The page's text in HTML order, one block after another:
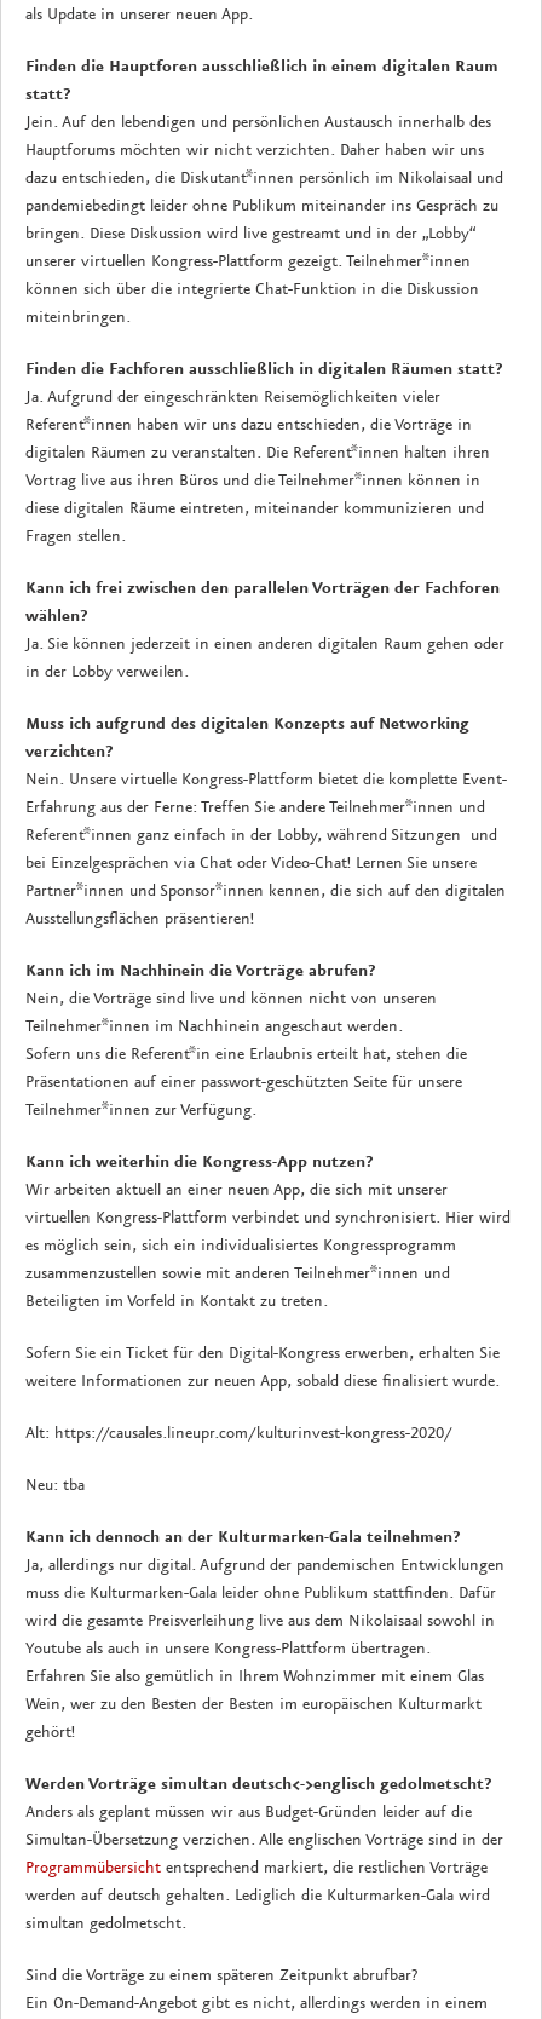
als Update in unserer neuen App.
Finden die Hauptforen ausschließlich in einem digitalen Raum
statt?
Jein. Auf den lebendigen und persönlichen Austausch innerhalb des
Hauptforums möchten wir nicht verzichten. Daher haben wir uns
dazu entschieden, die Diskutant*innen persönlich im Nikolaisaal und
pandemiebedingt leider ohne Publikum miteinander ins Gespräch zu
bringen. Diese Diskussion wird live gestreamt und in der „Lobby“
unserer virtuellen Kongress-Plattform gezeigt. Teilnehmer*innen
können sich über die integrierte Chat-Funktion in die Diskussion
miteinbringen.
Finden die Fachforen ausschließlich in digitalen Räumen statt?
Ja. Aufgrund der eingeschränkten Reisemöglichkeiten vieler
Referent*innen haben wir uns dazu entschieden, die Vorträge in
digitalen Räumen zu veranstalten. Die Referent*innen halten ihren
Vortrag live aus ihren Büros und die Teilnehmer*innen können in
diese digitalen Räume eintreten, miteinander kommunizieren und
Fragen stellen.
Kann ich frei zwischen den parallelen Vorträgen der Fachforen
wählen?
Ja. Sie können jederzeit in einen anderen digitalen Raum gehen oder
in der Lobby verweilen.
Muss ich aufgrund des digitalen Konzepts auf Networking
verzichten?
Nein. Unsere virtuelle Kongress-Plattform bietet die komplette Event-
Erfahrung aus der Ferne: Treffen Sie andere Teilnehmer*innen und
Referent*innen ganz einfach in der Lobby, während Sitzungen und
bei Einzelgesprächen via Chat oder Video-Chat! Lernen Sie unsere
Partner*innen und Sponsor*innen kennen, die sich auf den digitalen
Ausstellungsflächen präsentieren!
Kann ich im Nachhinein die Vorträge abrufen?
Nein, die Vorträge sind live und können nicht von unseren
Teilnehmer*innen im Nachhinein angeschaut werden.
Sofern uns die Referent*in eine Erlaubnis erteilt hat, stehen die
Präsentationen auf einer passwort-geschützten Seite für unsere
Teilnehmer*innen zur Verfügung.
Kann ich weiterhin die Kongress-App nutzen?
Wir arbeiten aktuell an einer neuen App, die sich mit unserer
virtuellen Kongress-Plattform verbindet und synchronisiert. Hier wird
es möglich sein, sich ein individualisiertes Kongressprogramm
zusammenzustellen sowie mit anderen Teilnehmer*innen und
Beteiligten im Vorfeld in Kontakt zu treten.
Sofern Sie ein Ticket für den Digital-Kongress erwerben, erhalten Sie
weitere Informationen zur neuen App, sobald diese finalisiert wurde.
Alt: https://causales.lineupr.com/kulturinvest-kongress-2020/
Neu: tba
Kann ich dennoch an der Kulturmarken-Gala teilnehmen?
Ja, allerdings nur digital. Aufgrund der pandemischen Entwicklungen
muss die Kulturmarken-Gala leider ohne Publikum stattfinden. Dafür
wird die gesamte Preisverleihung live aus dem Nikolaisaal sowohl in
Youtube als auch in unsere Kongress-Plattform übertragen.
Erfahren Sie also gemütlich in Ihrem Wohnzimmer mit einem Glas
Wein, wer zu den Besten der Besten im europäischen Kulturmarkt
gehört!
Werden Vorträge simultan deutsch<->englisch gedolmetscht?
Anders als geplant müssen wir aus Budget-Gründen leider auf die
Simultan-Übersetzung verzichen. Alle englischen Vorträge sind in der
Programmübersicht entsprechend markiert, die restlichen Vorträge
werden auf deutsch gehalten. Lediglich die Kulturmarken-Gala wird
simultan gedolmetscht.
Sind die Vorträge zu einem späteren Zeitpunkt abrufbar?
Ein On-Demand-Angebot gibt es nicht, allerdings werden in einem